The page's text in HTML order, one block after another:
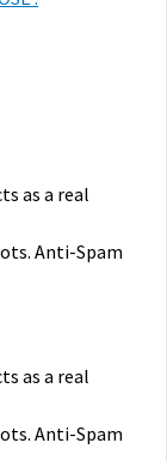
as a real
Anti-Spam
as a real
Anti-Spam